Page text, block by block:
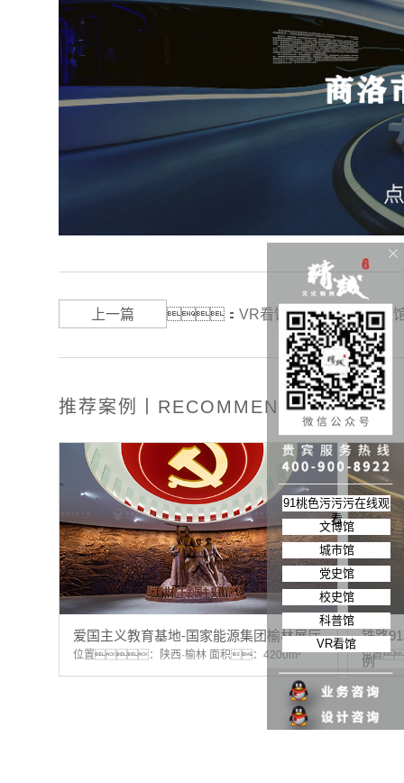
上一篇 ： VR看馆|石泉县档案史志
推荐案例丨RECOMMEND
爱国主义教育基地-国家能源集团榆林展厅
位置：陕西·榆林 面积：4200m²
more
铁路
例
位置
91桃色污污污在线观
看
文博馆
城市馆
党史馆
校史馆
科普馆
VR看馆